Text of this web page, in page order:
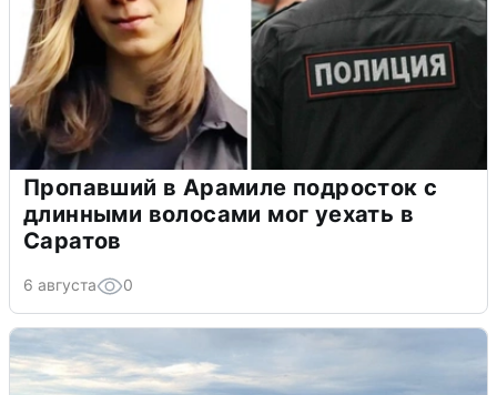
Пропавший в Арамиле подросток с
длинными волосами мог уехать в
Саратов
6 августа 0